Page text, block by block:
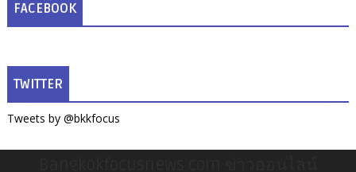
FACEBOOK
TWITTER
Tweets by @bkkfocus